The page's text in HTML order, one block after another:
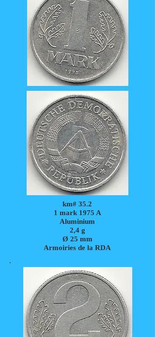
km# 35.2
1 mark 1975 A
Aluminium
2,4 g
Ø 25 mm
Armoiries de la RDA